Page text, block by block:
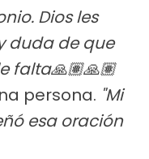
Dios les
duda de que
falta🙏🏽🙏🏽
persona. "Mi
esa oración